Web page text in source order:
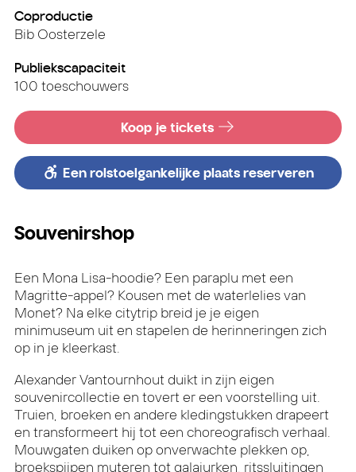
Coproductie
Bib Oosterzele
Publiekscapaciteit
100 toeschouwers
Koop je tickets
Een rolstoelgankelijke plaats reserveren
Souvenirshop
Een Mona Lisa-hoodie? Een paraplu met een
Magritte-appel? Kousen met de waterlelies van
Monet? Na elke citytrip breid je je eigen
minimuseum uit en stapelen de herinneringen zich
op in je kleerkast.
Alexander Vantournhout duikt in zijn eigen
souvenircollectie en tovert er een voorstelling uit.
Truien, broeken en andere kledingstukken drapeert
en transformeert hij tot een choreografisch verhaal.
Mouwgaten duiken op onverwachte plekken op,
broekspijpen muteren tot galajurken, ritssluitingen